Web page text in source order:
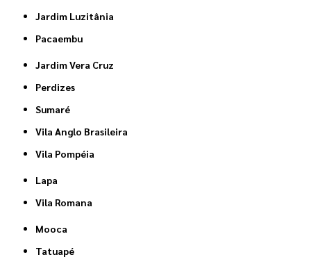
Jardim Luzitânia
Pacaembu
Jardim Vera Cruz
Perdizes
Sumaré
Vila Anglo Brasileira
Vila Pompéia
Lapa
Vila Romana
Mooca
Tatuapé